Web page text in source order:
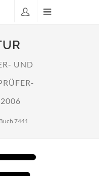
UND
Buch 7441